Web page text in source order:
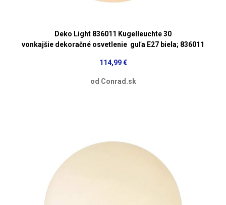
Deko Light 836011 Kugelleuchte 30
vonkajšie dekoračné osvetlenie guľa E27 biela; 836011
114,99 €
od Conrad.sk